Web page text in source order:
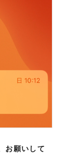
お願いして